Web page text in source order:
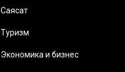
Саясат
Туризм
Экономика и бизнес